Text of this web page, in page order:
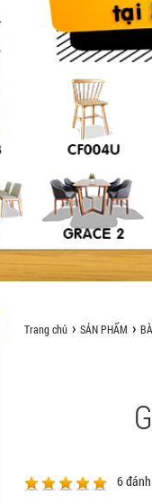
Trang chủ SẢN PHẨM
6